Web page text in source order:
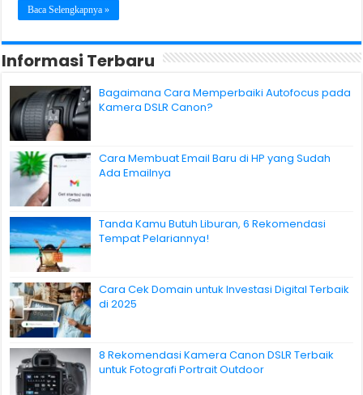
Baca Selengkapnya »
Informasi Terbaru
Bagaimana Cara Memperbaiki Autofocus pada
Kamera DSLR Canon?
Cara Membuat Email Baru di HP yang Sudah
Ada Emailnya
Tanda Kamu Butuh Liburan, 6 Rekomendasi
Tempat Pelariannya!
Cara Cek Domain untuk Investasi Digital Terbaik
di 2025
8 Rekomendasi Kamera Canon DSLR Terbaik
untuk Fotografi Portrait Outdoor